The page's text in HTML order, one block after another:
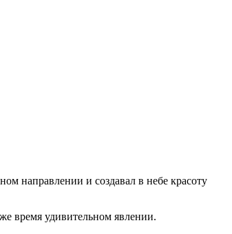
направлении и создавал в небе красоту
время удивительном явлении.